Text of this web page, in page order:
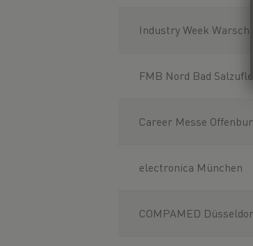
Industry Week
FMB Nord Bad Salzuflen
Career Messe
electronica München
COMPAMED